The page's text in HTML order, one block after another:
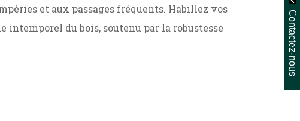
et aux passages fréquents. Habillez vos
intemporel du bois, soutenu par la robustesse
Contactez-nous